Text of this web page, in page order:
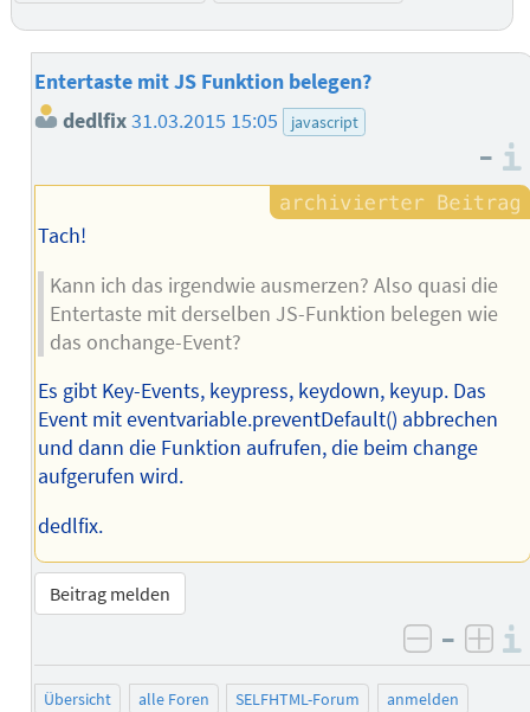
Entertaste mit JS Funktion belegen?
dedlfix31.03.2015 15:05 javascript
–
Tach!
Kann ich das irgendwie ausmerzen? Also quasi die
Entertaste mit derselben JS-Funktion belegen wie
das onchange-Event?
Es gibt Key-Events, keypress, keydown, keyup. Das
Event mit eventvariable.preventDefault() abbrechen
und dann die Funktion aufrufen, die beim change
aufgerufen wird.
dedlfix.
Beitrag melden
negativ
–
Übersicht alle Foren SELFHTML-Forum
anmelden